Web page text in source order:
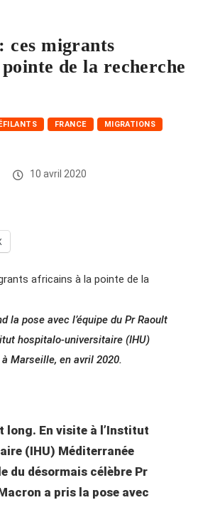
ces migrants
de la recherche
FRANCE MIGRATIONS
10 avril 2020
la pose avec l’équipe du Pr Raoult
hospitalo-universitaire (IHU)
Marseille, en avril 2020.
long. En visite à l’Institut
(IHU) Méditerranée
du désormais célèbre Pr
a pris la pose avec